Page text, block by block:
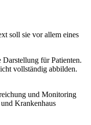
soll sie vor allem eines
für Patienten.
vollständig abbilden.
und Monitoring
Krankenhaus